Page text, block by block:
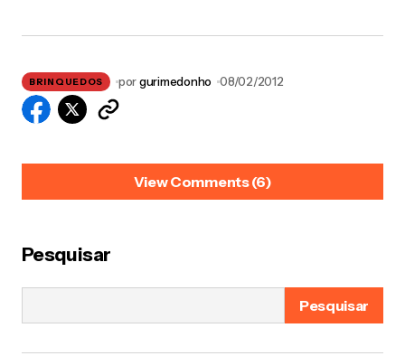
BRINQUEDOS porgurimedonho 08/02/2012
View Comments (6)
NAO TIVE, MAS MINHA VIZINHA TINHA E NUNCA
CONSEGUIU FAZER FUNCIONAR HAHAHAHAHA
Pesquisar
Pesquisar